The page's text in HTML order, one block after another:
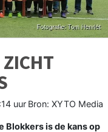
uur Bron: XYTO Media
Blokkers is de kans op